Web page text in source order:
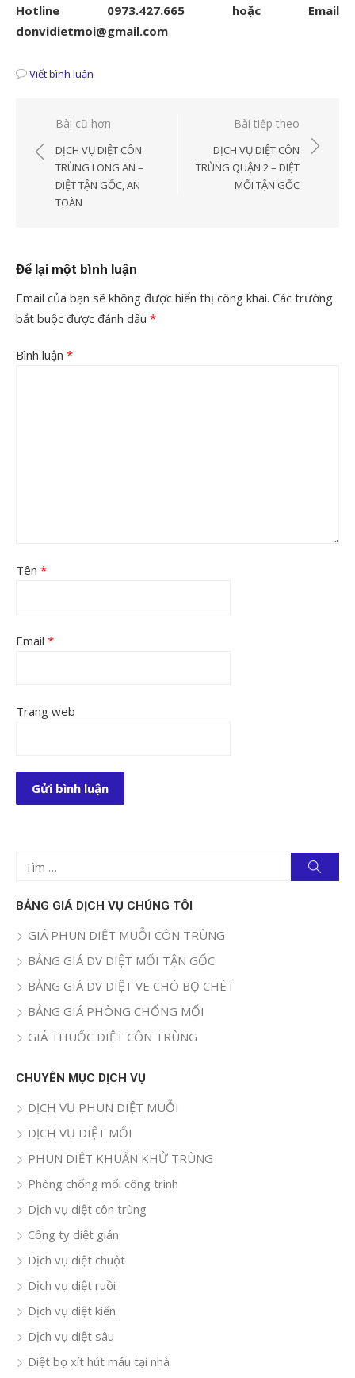
Hotline 0973.427.665 hoặc Email
donvidietmoi@gmail.com
Viết bình luận
Điều
hướng
viết
Bài cũ hơn
DỊCH VỤ DIỆT CÔN
TRÙNG LONG AN –
DIỆT TẬN GỐC, AN
TOÀN
Bài tiếp theo
DỊCH VỤ DIỆT CÔN
TRÙNG QUẬN 2 – DIỆT
MỐI TẬN GỐC
Để lại một bình luận
Email của bạn sẽ không được hiển thị công khai. Các trường
bắt buộc được đánh dấu *
Bình luận *
Tên *
Email *
Trang web
Tìm
quả
kiếm
BẢNG GIÁ DỊCH VỤ CHÚNG TÔI
GIÁ PHUN DIỆT MUỖI CÔN TRÙNG
BẢNG GIÁ DV DIỆT MỐI TẬN GỐC
BẢNG GIÁ DV DIỆT VE CHÓ BỌ CHÉT
BẢNG GIÁ PHÒNG CHỐNG MỐI
GIÁ THUỐC DIỆT CÔN TRÙNG
CHUYÊN MỤC DỊCH VỤ
DỊCH VỤ PHUN DIỆT MUỖI
DỊCH VỤ DIỆT MỐI
PHUN DIỆT KHUẨN KHỬ TRÙNG
Phòng chống mối công trình
Dịch vụ diệt côn trùng
Công ty diệt gián
Dịch vụ diệt chuột
Dịch vụ diệt ruồi
Dịch vụ diệt kiến
Dịch vụ diệt sâu
Diệt bọ xít hút máu tại nhà